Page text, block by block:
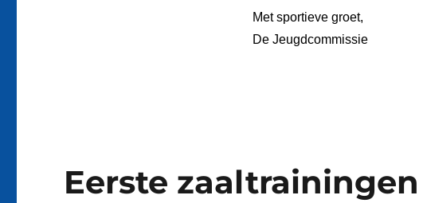
Met sportieve groet,
De Jeugdcommissie
Eerste zaaltrainingen